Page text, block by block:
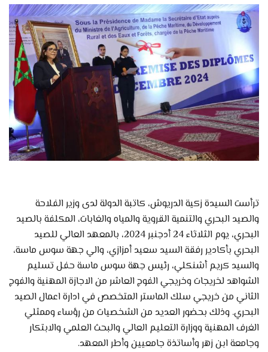
ترأست السيدة زكية الدريوش، كاتبة الدولة لدى وزير الفلاحة
والصيد البحري والتنمية القروية والمياه والغابات، المكلفة بالصيد
البحري، يوم الثلاثاء 24 أدجنبر 2024، بالمعهد العالي للصيد
البحري بأكادير رفقة السيد سعيد أمزازي، والي جهة سوس ماسة،
والسيد كريم أشنكلي، رئيس جهة سوس ماسة حفل تسليم
الشواهد لخريجات وخريجي الفوج العاشر من الاجازة المهنية والفوج
الثاني من خريجي سلك الماستر المتخصص في ادارة اعمال الصيد
البحري. وذلك بحضور العديد من الشخصيات من رؤساء وممثلي
الغرف المهنية ووزارة التعليم العالي والبحث العلمي والابتكار
وجامعة ابن زهر وأساتذة جامعيين وأطر المعهد.